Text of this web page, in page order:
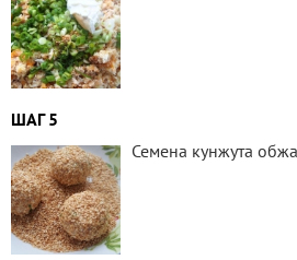
ШАГ 5
Семена кунжута